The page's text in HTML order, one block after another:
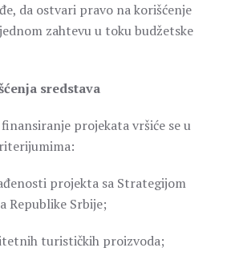
da ostvari pravo na korišćenje
zahtevu u toku budžetske
sredstava
projekata vršiće se u
projekta sa Strategijom
Republike Srbije;
turističkih proizvoda;